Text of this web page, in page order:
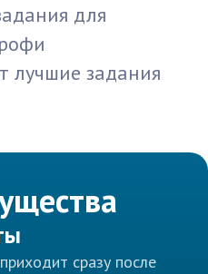
для
лучшие задания
сразу после